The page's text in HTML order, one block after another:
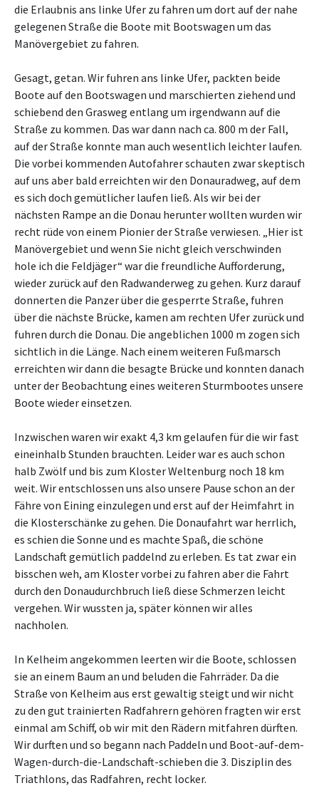
die Erlaubnis ans linke Ufer zu fahren um dort auf der nahe
gelegenen Straße die Boote mit Bootswagen um das
Manövergebiet zu fahren.
Gesagt, getan. Wir fuhren ans linke Ufer, packten beide
Boote auf den Bootswagen und marschierten ziehend und
schiebend den Grasweg entlang um irgendwann auf die
Straße zu kommen. Das war dann nach ca. 800 m der Fall,
auf der Straße konnte man auch wesentlich leichter laufen.
Die vorbei kommenden Autofahrer schauten zwar skeptisch
auf uns aber bald erreichten wir den Donauradweg, auf dem
es sich doch gemütlicher laufen ließ. Als wir bei der
nächsten Rampe an die Donau herunter wollten wurden wir
recht rüde von einem Pionier der Straße verwiesen. „Hier ist
Manövergebiet und wenn Sie nicht gleich verschwinden
hole ich die Feldjäger“ war die freundliche Aufforderung,
wieder zurück auf den Radwanderweg zu gehen. Kurz darauf
donnerten die Panzer über die gesperrte Straße, fuhren
über die nächste Brücke, kamen am rechten Ufer zurück und
fuhren durch die Donau. Die angeblichen 1000 m zogen sich
sichtlich in die Länge. Nach einem weiteren Fußmarsch
erreichten wir dann die besagte Brücke und konnten danach
unter der Beobachtung eines weiteren Sturmbootes unsere
Boote wieder einsetzen.
Inzwischen waren wir exakt 4,3 km gelaufen für die wir fast
eineinhalb Stunden brauchten. Leider war es auch schon
halb Zwölf und bis zum Kloster Weltenburg noch 18 km
weit. Wir entschlossen uns also unsere Pause schon an der
Fähre von Eining einzulegen und erst auf der Heimfahrt in
die Klosterschänke zu gehen. Die Donaufahrt war herrlich,
es schien die Sonne und es machte Spaß, die schöne
Landschaft gemütlich paddelnd zu erleben. Es tat zwar ein
bisschen weh, am Kloster vorbei zu fahren aber die Fahrt
durch den Donaudurchbruch ließ diese Schmerzen leicht
vergehen. Wir wussten ja, später können wir alles
nachholen.
In Kelheim angekommen leerten wir die Boote, schlossen
sie an einem Baum an und beluden die Fahrräder. Da die
Straße von Kelheim aus erst gewaltig steigt und wir nicht
zu den gut trainierten Radfahrern gehören fragten wir erst
einmal am Schiff, ob wir mit den Rädern mitfahren dürften.
Wir durften und so begann nach Paddeln und Boot-auf-dem-
Wagen-durch-die-Landschaft-schieben die 3. Disziplin des
Triathlons, das Radfahren, recht locker.